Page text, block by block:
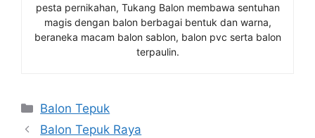
pesta pernikahan, Tukang Balon membawa sentuhan
magis dengan balon berbagai bentuk dan warna,
beraneka macam balon sablon, balon pvc serta balon
terpaulin.
Kategori
Balon Tepuk
Balon Tepuk Raya